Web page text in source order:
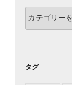
テ
タグ